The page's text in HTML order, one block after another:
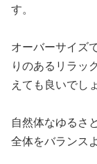
す。
オーバーサイズ
りのあるリラッ
えても良いでしょ
自然体なゆるさ
全体をバランス